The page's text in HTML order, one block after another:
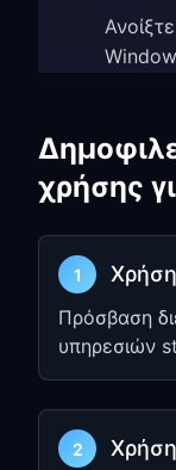
αριθμό
Βήμα
Roku
Από
χρήσης
1
Πρόσβαση
υπηρεσιών
2